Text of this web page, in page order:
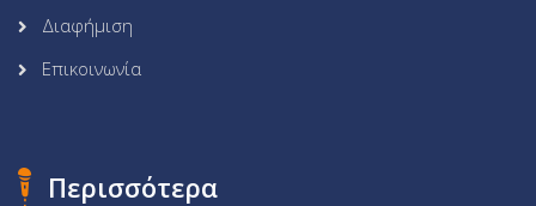
Διαφήμιση
Επικοινωνία
Περισσότερα